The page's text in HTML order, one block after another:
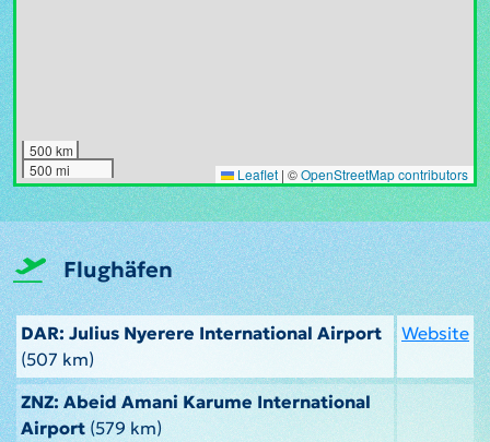
500 km
500 mi
Leaflet | ©OpenStreetMap contributors
Flughäfen
DAR: Julius Nyerere International Airport
(507 km)
Website
ZNZ: Abeid Amani Karume International
Airport(579 km)